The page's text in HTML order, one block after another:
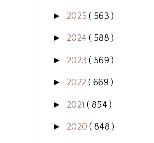
► 2025( 563 )
► 2024( 588 )
► 2023( 569 )
► 2022( 669 )
► 2021( 854 )
► 2020( 848 )